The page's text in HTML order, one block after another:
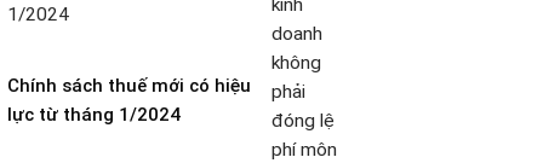
Chính sách thuế mới có hiệu
lực từ tháng 1/2024